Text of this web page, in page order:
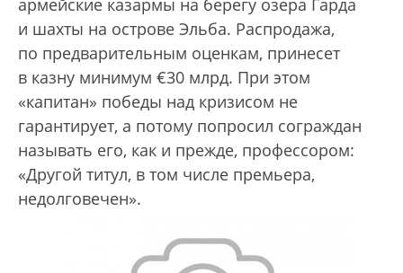
армейские казармы на берегу озера Гарда
и шахты на острове Эльба. Распродажа,
по предварительным оценкам, принесет
в казну минимум €30 млрд. При этом
«капитан» победы над кризисом не
гарантирует, а потому попросил сограждан
называть его, как и прежде, профессором:
«Другой титул, в том числе премьера,
недолговечен».